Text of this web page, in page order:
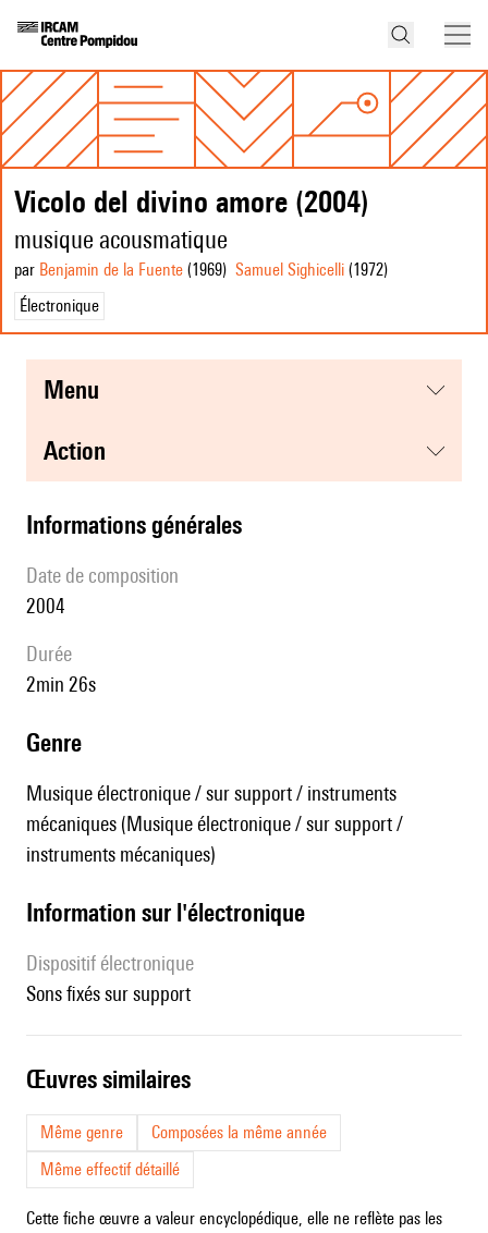
Vicolo del divino amore (2004)
musique acousmatique
par Benjamin de la Fuente (1969) Samuel Sighicelli (1972)
Électronique
menu
action
informations générales
date de composition
2004
durée
2min 26s
genre
Musique électronique / sur support / instruments
mécaniques (Musique électronique / sur support /
instruments mécaniques)
Information sur l'électronique
Dispositif électronique
sons fixés sur support
œuvres similaires
Même genre
Composées la même année
Même effectif détaillé
Cette fiche œuvre a valeur encyclopédique, elle ne reflète pas les